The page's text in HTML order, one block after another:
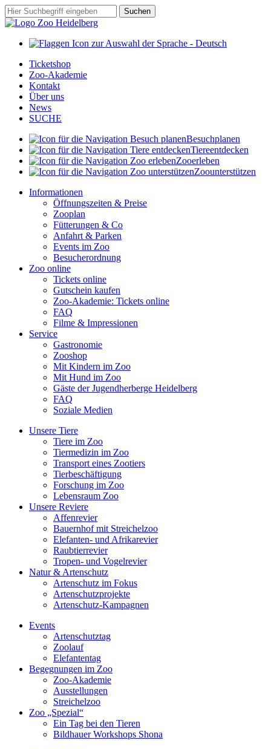
Zum
Hauptinhalt
springen
Suchbegriff Suchen
Ticketshop
Zoo-Akademie
Kontakt
Über uns
News
SUCHE
Besuchplanen
Tiereentdecken
Zooerleben
Zoounterstützen
Informationen
Öffnungszeiten & Preise
Zooplan
Fütterungen & Co
Anfahrt & Parken
Events im Zoo
Besucherordnung
Zoo online
Tickets online
Gutschein kaufen
Zoo-Akademie: Tickets online
FAQ
Filme & Impressionen
Service
Gastronomie
Zooshop
Mit Kindern im Zoo
Mit Hund im Zoo
Gäste der Jugendherberge Heidelberg
FAQ
Soziale Medien
Unsere Tiere
Tiere im Zoo
Tiermedizin im Zoo
Transport eines Zootiers
Tierbeschäftigung
Forschung im Zoo
Lebensraum Zoo
Unsere Reviere
Affenrevier
Bauernhof mit Streichelzoo
Elefanten- und Afrikarevier
Raubtierrevier
Tropen- und Vogelrevier
Natur & Artenschutz
Artenschutz im Fokus
Artenschutzprojekte
Artenschutz-Kampagnen
Events
Artenschutztag
Zoolauf
Elefantentag
Begegnungen im Zoo
Zoo-Akademie
Ausstellungen
Streichelzoo
Zoo „Spezial“
Ein Tag bei den Tieren
Bildhauer Workshops Shona